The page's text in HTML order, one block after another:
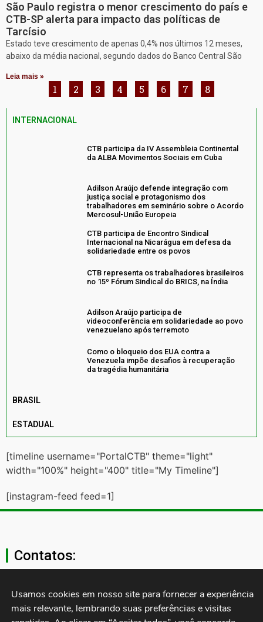
São Paulo registra o menor crescimento do país e
CTB-SP alerta para impacto das políticas de
Tarcísio
Estado teve crescimento de apenas 0,4% nos últimos 12 meses,
abaixo da média nacional, segundo dados do Banco Central São
Leia mais »
1 2 3 4 5 6 7 8
INTERNACIONAL
CTB participa da IV Assembleia Continental
da ALBA Movimentos Sociais em Cuba
Adilson Araújo defende integração com
justiça social e protagonismo dos
trabalhadores em seminário sobre o Acordo
Mercosul-União Europeia
CTB participa de Encontro Sindical
Internacional na Nicarágua em defesa da
solidariedade entre os povos
CTB representa os trabalhadores brasileiros
no 15º Fórum Sindical do BRICS, na Índia
Adilson Araújo participa de
videoconferência em solidariedade ao povo
venezuelano após terremoto
Como o bloqueio dos EUA contra a
Venezuela impõe desafios à recuperação
da tragédia humanitária
BRASIL
ESTADUAL
[timeline username="PortalCTB" theme="light"
width="100%" height="400" title="My Timeline"]
[instagram-feed feed=1]
Contatos:
secgeral@ctb.org.br
11 3874-0040
Usamos cookies em nosso site para fornecer a experiência
mais relevante, lembrando suas preferências e visitas